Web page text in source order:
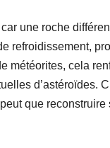
une roche
refroidissement,
cela
d’astéroïdes.
que